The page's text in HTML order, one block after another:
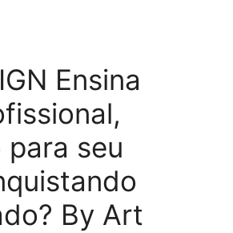
Ensina
para seu
By Art